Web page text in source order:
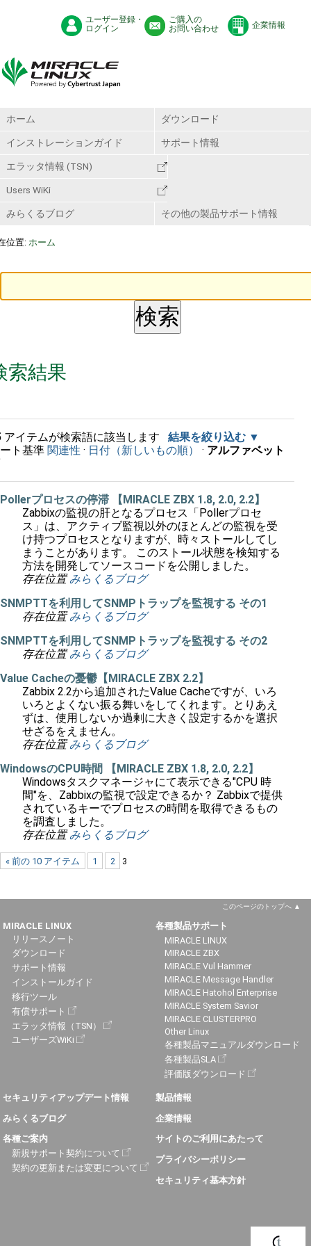
ユーザー登録・
ログイン
ご購入の
お問い合わせ
企業情報
ホーム ダウンロード
インストレーションガイド サポート情報
エラッタ情報 (TSN)
Users WiKi
みらくるブログ その他の製品サポート情報
位置: ホーム
索結果
アイテムが検索語に該当します
結果を絞り込む
ト基準 関連性 · 日付（新しいもの順） · アルファベット
Pollerプロセスの停滞 【MIRACLE ZBX 1.8, 2.0, 2.2】
Zabbixの監視の肝となるプロセス「Pollerプロセ
ス」は、アクティブ監視以外のほとんどの監視を受
け持つプロセスとなりますが、時々ストールしてし
まうことがあります。 このストール状態を検知する
方法を開発してソースコードを公開しました。
存在位置 みらくるブログ
SNMPTTを利用してSNMPトラップを監視する その1
存在位置 みらくるブログ
SNMPTTを利用してSNMPトラップを監視する その2
存在位置 みらくるブログ
Value Cacheの憂鬱【MIRACLE ZBX 2.2】
Zabbix 2.2から追加されたValue Cacheですが、いろ
いろとよくない振る舞いをしてくれます。とりあえ
ずは、使用しないか過剰に大きく設定するかを選択
せざるをえません。
存在位置 みらくるブログ
WindowsのCPU時間 【MIRACLE ZBX 1.8, 2.0, 2.2】
Windowsタスクマネージャにて表示できる"CPU 時
間"を、Zabbixの監視で設定できるか？ Zabbixで提供
されているキーでプロセスの時間を取得できるもの
を調査しました。
存在位置 みらくるブログ
« 前の 10 アイテム 1 2 3
このページのトップへ
MIRACLE LINUX
リリースノート
ダウンロード
サポート情報
インストールガイド
移行ツール
有償サポート
エラッタ情報（TSN）
ユーザーズWiKi
各種製品サポート
MIRACLE LINUX
MIRACLE ZBX
MIRACLE Vul Hammer
MIRACLE Message Handler
MIRACLE Hatohol Enterprise
MIRACLE System Savior
MIRACLE CLUSTERPRO
Other Linux
各種製品マニュアルダウンロード
各種製品SLA
評価版ダウンロード
セキュリティアップデート情報
みらくるブログ
各種ご案内
新規サポート契約について
契約の更新または変更について
製品情報
企業情報
サイトのご利用にあたって
プライバシーポリシー
セキュリティ基本方針